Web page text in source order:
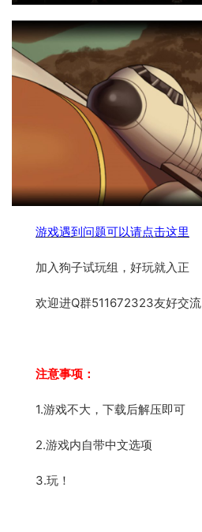
游戏遇到问题可以请点击这里
加入狗子试玩组，好玩就入正
欢迎进Q群511672323友好交流
注意事项：
1.游戏不大，下载后解压即可
2.游戏内自带中文选项
3.玩！